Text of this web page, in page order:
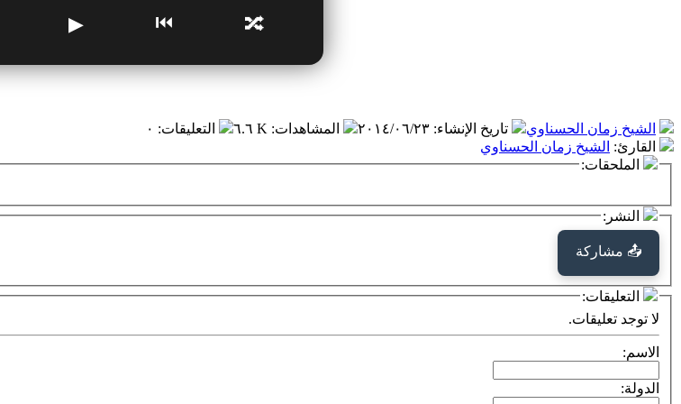
🔀
⏮
▶
الشيخ زمان الحسناوي تاريخ الإنشاء: ٢٠١٤/٠٦/٢٣ المشاهدات: ٦.٦ K التعليقات: ٠
القارئ: الشيخ زمان الحسناوي
الملحقات:
النشر:
📤 مشاركة
التعليقات:
لا توجد تعليقات.
الاسم:
الدولة: